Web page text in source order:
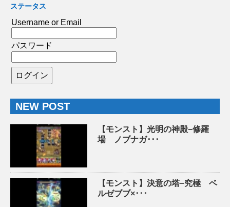
ステータス
Username or Email
パスワード
NEW POST
【モンスト】光明の神殿−修羅
場 ノブナガ･･･
【モンスト】決意の塔−究極 ベ
ルゼブブ×･･･